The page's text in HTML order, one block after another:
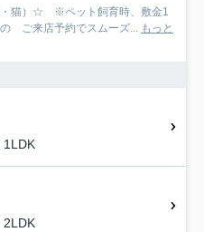
・猫）☆ ※ペット飼育時、敷金1
ご来店予約でスムーズ... もっと
1LDK
2LDK